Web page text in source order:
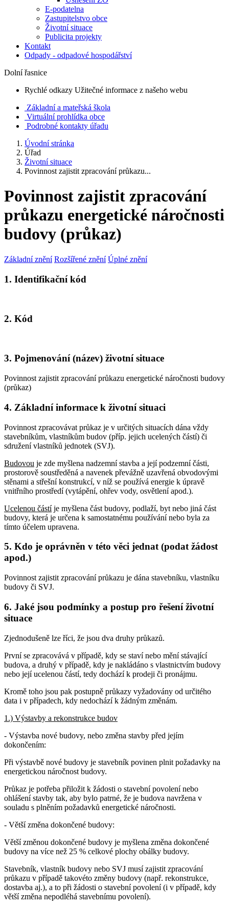
E-podatelna
Zastupitelstvo obce
Životní situace
Publicita projekty
Kontakt
Odpady - odpadové hospodářství
Dolní řasnice
Rychlé odkazy Užitečné informace z našeho webu
Základní a mateřská škola
Virtuální prohlídka obce
Podrobné kontakty úřadu
Úvodní stránka
Úřad
Životní situace
Povinnost zajistit zpracování průkazu...
Povinnost zajistit zpracování
průkazu energetické náročnosti
budovy (průkaz)
Základní znění Rozšířené znění Úplné znění
1. Identifikační kód
2. Kód
3. Pojmenování (název) životní situace
Povinnost zajistit zpracování průkazu energetické náročnosti budovy
(průkaz)
4. Základní informace k životní situaci
Povinnost zpracovávat průkaz je v určitých situacích dána vždy
stavebníkům, vlastníkům budov (příp. jejich ucelených částí) či
sdružení vlastníků jednotek (SVJ).
Budovou je zde myšlena nadzemní stavba a její podzemní části,
prostorově soustředěná a navenek převážně uzavřená obvodovými
stěnami a střešní konstrukcí, v níž se používá energie k úpravě
vnitřního prostředí (vytápění, ohřev vody, osvětlení apod.).
Ucelenou částíje myšlena část budovy, podlaží, byt nebo jiná část
budovy, která je určena k samostatnému používání nebo byla za
tímto účelem upravena.
5. Kdo je oprávněn v této věci jednat (podat žádost
apod.)
Povinnost zajistit zpracování průkazu je dána stavebníku, vlastníku
budovy či SVJ.
6. Jaké jsou podmínky a postup pro řešení životní
situace
Zjednodušeně lze říci, že jsou dva druhy průkazů.
První se zpracovává v případě, kdy se staví nebo mění stávající
budova, a druhý v případě, kdy je nakládáno s vlastnictvím budovy
nebo její ucelenou částí, tedy dochází k prodeji či pronájmu.
Kromě toho jsou pak postupně průkazy vyžadovány od určitého
data i v případech, kdy nedochází k žádným změnám.
1.) Výstavby a rekonstrukce budov
- Výstavba nové budovy, nebo změna stavby před jejím
dokončením:
Při výstavbě nové budovy je stavebník povinen plnit požadavky na
energetickou náročnost budovy.
Průkaz je potřeba přiložit k žádosti o stavební povolení nebo
ohlášení stavby tak, aby bylo patrné, že je budova navržena v
souladu s plněním požadavků energetické náročnosti.
- Větší změna dokončené budovy:
Větší změnou dokončené budovy je myšlena změna dokončené
budovy na více než 25 % celkové plochy obálky budovy.
Stavebník, vlastník budovy nebo SVJ musí zajistit zpracování
průkazu v případě takovéto změny budovy (např. rekonstrukce,
dostavba aj.), a to při žádosti o stavební povolení (i v případě, kdy
větší změna nepodléhá stavebnímu povolení).